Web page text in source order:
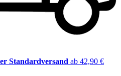
Standardversand ab 42,90 €